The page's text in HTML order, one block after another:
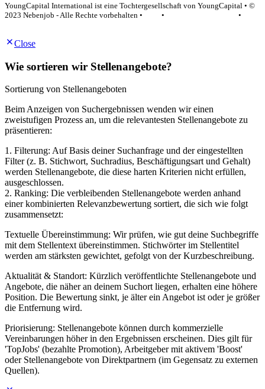
YoungCapital International ist eine Tochtergesellschaft von YoungCapital • ©
2023 Nebenjob - Alle Rechte vorbehalten •
•
•
Close
Wie sortieren wir Stellenangebote?
Sortierung von Stellenangeboten
Beim Anzeigen von Suchergebnissen wenden wir einen
zweistufigen Prozess an, um die relevantesten Stellenangebote zu
präsentieren:
1. Filterung: Auf Basis deiner Suchanfrage und der eingestellten
Filter (z. B. Stichwort, Suchradius, Beschäftigungsart und Gehalt)
werden Stellenangebote, die diese harten Kriterien nicht erfüllen,
ausgeschlossen.
2. Ranking: Die verbleibenden Stellenangebote werden anhand
einer kombinierten Relevanzbewertung sortiert, die sich wie folgt
zusammensetzt:
Textuelle Übereinstimmung: Wir prüfen, wie gut deine Suchbegriffe
mit dem Stellentext übereinstimmen. Stichwörter im Stellentitel
werden am stärksten gewichtet, gefolgt von der Kurzbeschreibung.
Aktualität & Standort: Kürzlich veröffentlichte Stellenangebote und
Angebote, die näher an deinem Suchort liegen, erhalten eine höhere
Position. Die Bewertung sinkt, je älter ein Angebot ist oder je größer
die Entfernung wird.
Priorisierung: Stellenangebote können durch kommerzielle
Vereinbarungen höher in den Ergebnissen erscheinen. Dies gilt für
'TopJobs' (bezahlte Promotion), Arbeitgeber mit aktivem 'Boost'
oder Stellenangebote von Direktpartnern (im Gegensatz zu externen
Quellen).